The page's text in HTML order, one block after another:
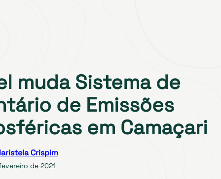
muda Sistema de
de Emissões
em Camaçari
Crispim
de 2021